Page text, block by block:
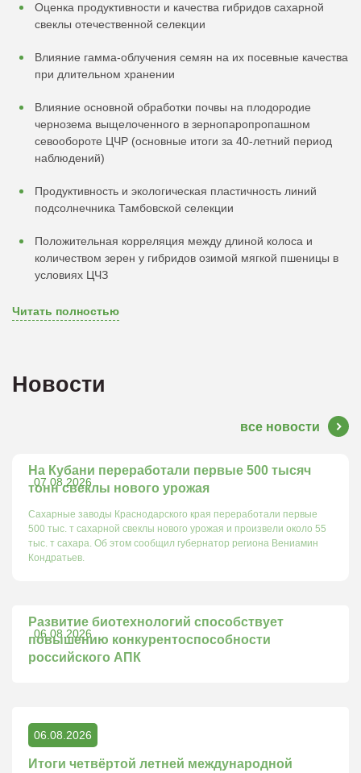
Оценка продуктивности и качества гибридов сахарной
свеклы отечественной селекции
Влияние гамма-облучения семян на их посевные качества
при длительном хранении
Влияние основной обработки почвы на плодородие
чернозема выщелоченного в зернопаропропашном
севообороте ЦЧР (основные итоги за 40-летний период
наблюдений)
Продуктивность и экологическая пластичность линий
подсолнечника Тамбовской селекции
Положительная корреляция между длиной колоса и
количеством зерен у гибридов озимой мягкой пшеницы в
условиях ЦЧЗ
Читать полностью
Новости
все новости
07.08.2026
На Кубани переработали первые 500 тысяч
тонн свеклы нового урожая
Сахарные заводы Краснодарского края переработали первые
500 тыс. т сахарной свеклы нового урожая и произвели около 55
тыс. т сахара. Об этом сообщил губернатор региона Вениамин
Кондратьев.
06.08.2026
Развитие биотехнологий способствует
повышению конкурентоспособности
российского АПК
06.08.2026
Итоги четвёртой летней международной